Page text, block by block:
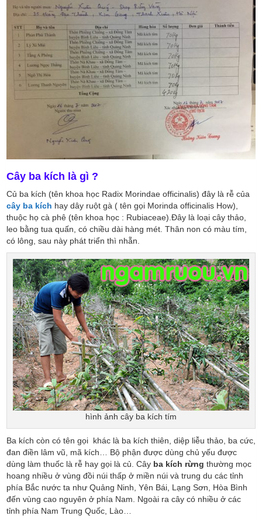
Cây ba kích là gì ?
Củ ba kích (tên khoa học Radix Morindae officinalis) đây là rễ của
cây ba kích hay dây ruột gà ( tên gọi Morinda officinalis How),
thuộc họ cà phê (tên khoa học : Rubiaceae).Đây là loại cây thảo,
leo bằng tua quấn, có chiều dài hàng mét. Thân non có màu tím,
có lông, sau này phát triển thì nhẵn.
hình ảnh cây ba kích tím
Ba kích còn có tên gọi khác là ba kích thiên, diệp liễu thảo, ba cức,
đan điền lâm vũ, mã kích… Bộ phận được dùng chủ yếu được
dùng làm thuốc là rễ hay gọi là củ. Cây ba kích rừng thường mọc
hoang nhiều ở vùng đồi núi thấp ở miền núi và trung du các tỉnh
phía Bắc nước ta như Quảng Ninh, Yên Bái, Lạng Sơn, Hòa Bình
đến vùng cao nguyên ở phía Nam. Ngoài ra cây có nhiều ở các
tỉnh phía Nam Trung Quốc, Lào…